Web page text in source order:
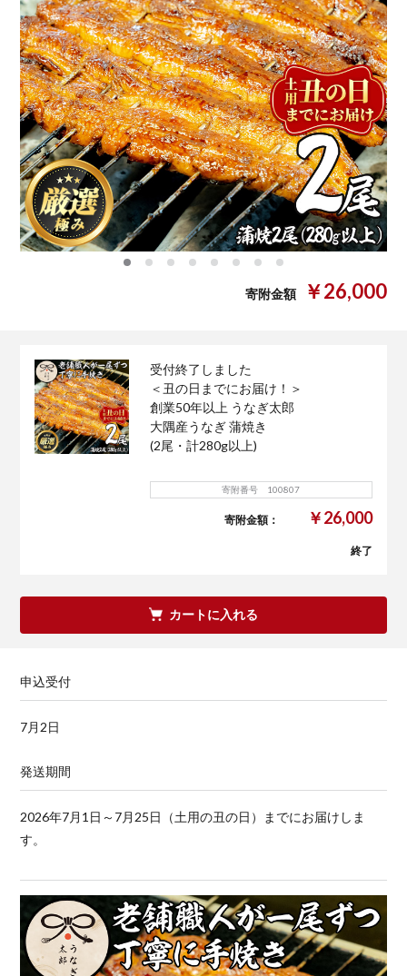
寄附金額 ￥26,000
受付終了しました
＜丑の日までにお届け！＞
創業50年以上 うなぎ太郎
大隅産うなぎ 蒲焼き
(2尾・計280g以上)
寄附番号 100807
寄附金額： ￥26,000
終了
カートに入れる
申込受付
7月2日
発送期間
2026年7月1日～7月25日（土用の丑の日）までにお届けしま
す。